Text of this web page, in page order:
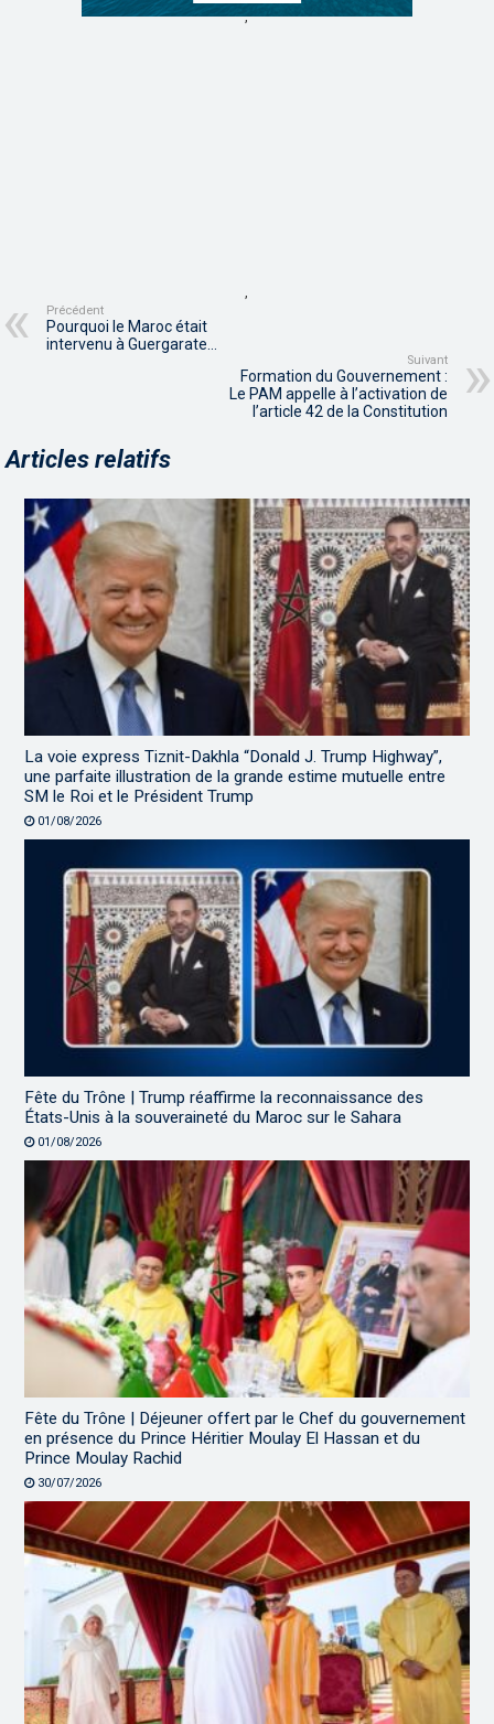
,
,
Précédent
Pourquoi le Maroc était
intervenu à Guergarate…
Suivant
Formation du Gouvernement :
Le PAM appelle à l’activation de
l’article 42 de la Constitution
Articles relatifs
La voie express Tiznit-Dakhla “Donald J. Trump Highway”,
une parfaite illustration de la grande estime mutuelle entre
SM le Roi et le Président Trump
01/08/2026
Fête du Trône | Trump réaffirme la reconnaissance des
États-Unis à la souveraineté du Maroc sur le Sahara
01/08/2026
Fête du Trône | Déjeuner offert par le Chef du gouvernement
en présence du Prince Héritier Moulay El Hassan et du
Prince Moulay Rachid
30/07/2026